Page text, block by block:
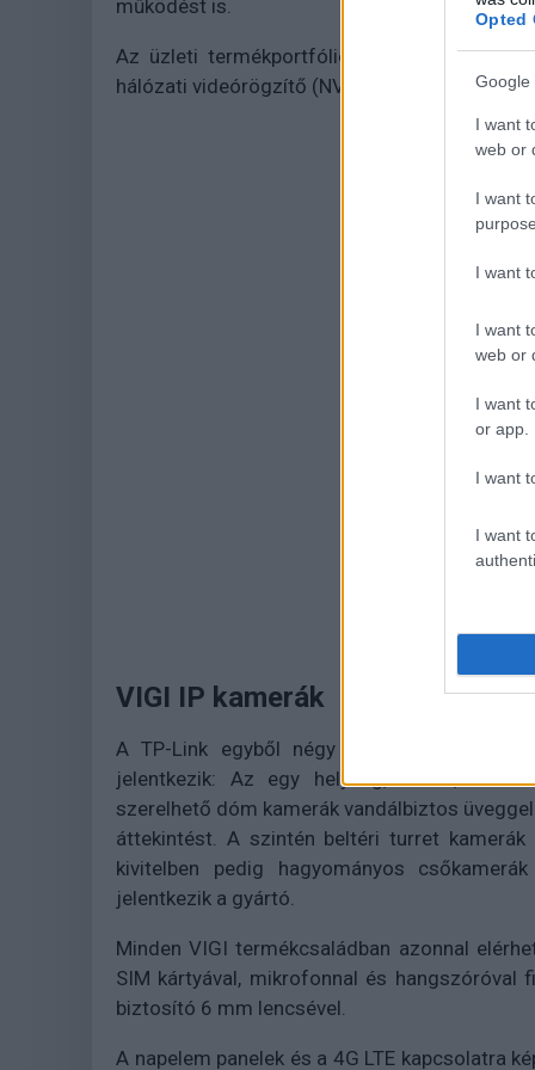
Opted
Google
I want
web or
I want
I want
I want
web or
I want
or app.
I want
I want
működést is.
Az üzleti termékportfólió bővül ki 2023-
hálózati videórögzítő (NVR), videódekóder és
VIGI IP kamerák
A TP-Link egyből négy fontos és
jelentkezik: Az egy helység, terem, iroda
szerelhető dóm kamerák vandálbiztos
áttekintést. A szintén beltéri turret
kivitelben pedig hagyományos
jelentkezik a gyártó.
Minden VIGI termékcsaládban azonnal
SIM kártyával, mikrofonnal és
biztosító 6 mm lencsével.
A napelem panelek és a 4G LTE kapcsolatra